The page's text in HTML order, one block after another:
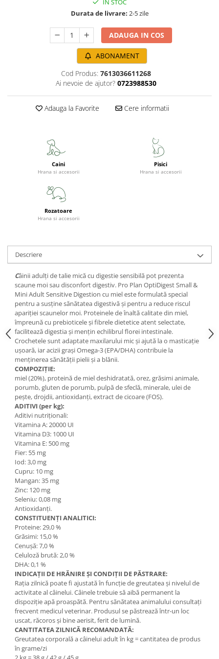
IN STOC
Durata de livrare: 2-5 zile
ADAUGA IN COS
ABONAMENT
Cod Produs: 7613036611268
Ai nevoie de ajutor? 0723988530
Adauga la Favorite Cere informatii
Caini
Hrana si accesorii
Pisici
Hrana si accesorii
Rozatoare
Hrana si accesorii
Descriere
Câinii adulți de talie mică cu digestie sensibilă pot prezenta
scaune moi sau disconfort digestiv. Pro Plan OptiDigest Small &
Mini Adult Sensitive Digestion cu miel este formulată special
pentru a susține sănătatea digestivă și pentru a reduce riscul
apariției scaunelor moi. Proteinele de înaltă calitate din miel,
împreună cu prebioticele și fibrele dietetice atent selectate,
facilitează digestia și mențin echilibrul florei intestinale.
Crochetele sunt adaptate maxilarului mic și ajută la o masticație
ușoară, iar acizii grași Omega-3 (EPA/DHA) contribuie la
menținerea sănătății pielii și a blănii.
COMPOZIȚIE:
miel (20%), proteină de miel deshidratată, orez, grăsimi animale,
porumb, gluten de porumb, pulpă de sfeclă, minerale, ulei de
pește, drojdii, antioxidanți, extract de cicoare (FOS).
ADITIVI (per kg):
Aditivi nutriționali:
Vitamina A: 20000 UI
Vitamina D3: 1000 UI
Vitamina E: 500 mg
Fier: 55 mg
Iod: 3,0 mg
Cupru: 10 mg
Mangan: 35 mg
Zinc: 120 mg
Seleniu: 0,08 mg
Antioxidanți.
CONSTITUENȚI ANALITICI:
Proteine: 29,0 %
Grăsimi: 15,0 %
Cenușă: 7,0 %
Celuloză brută: 2,0 %
DHA: 0,1 %
INDICAȚII DE HRĂNIRE ȘI CONDIȚII DE PĂSTRARE:
Rația zilnică poate fi ajustată în funcție de greutatea și nivelul de
activitate al câinelui. Câinele trebuie să aibă permanent la
dispoziție apă proaspătă. Pentru sănătatea animalului consultați
frecvent medicul veterinar. Produsul se păstrează într-un loc
uscat, răcoros și bine aerisit, ferit de lumină.
CANTITATEA ZILNICĂ RECOMANDATĂ:
Greutatea corporală a câinelui adult în kg = cantitatea de produs
în grame/zi